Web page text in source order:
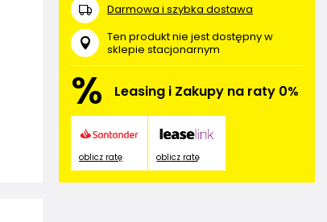
Darmowa i szybka dostawa
Ten produkt nie jest dostępny w
sklepie stacjonarnym
% Leasing i Zakupy na raty 0%
oblicz ratę oblicz ratę